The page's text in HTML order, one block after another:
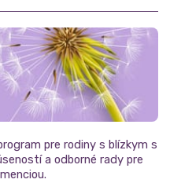
pre rodiny s blízkym s
a odborné rady pre